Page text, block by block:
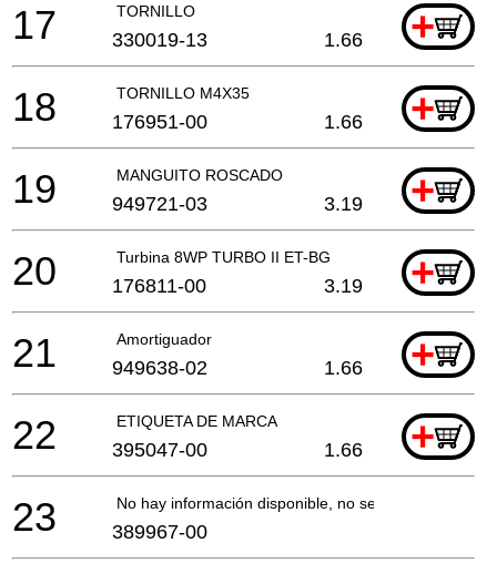
TORNILLO +
17 330019-13 1.66
TORNILLO M4X35 +
18 176951-00 1.66
MANGUITO ROSCADO +
19 949721-03 3.19
Turbina 8WP TURBO II ET-BG +
20 176811-00 3.19
Amortiguador +
21 949638-02 1.66
ETIQUETA DE MARCA +
22 395047-00 1.66
No hay información disponible, no se puede pedir
23 389967-00